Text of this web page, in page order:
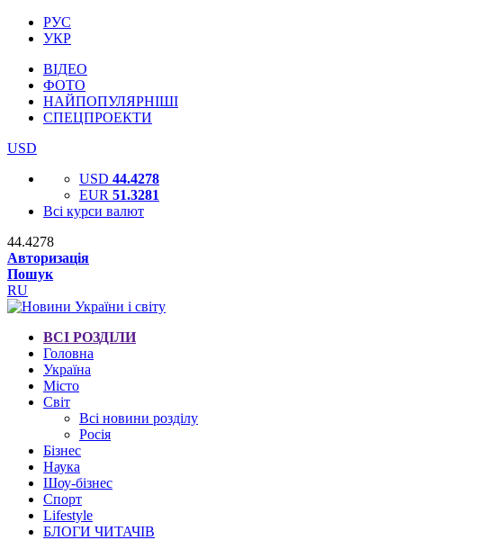
РУС
УКР
ВІДЕО
ФОТО
НАЙПОПУЛЯРНІШІ
СПЕЦПРОЕКТИ
USD
USD 44.4278
EUR 51.3281
Всі курси валют
44.4278
Авторизація
Пошук
RU
ВСІ РОЗДІЛИ
Головна
Україна
Місто
Світ
Всі новини розділу
Росія
Бізнес
Наука
Шоу-бізнес
Спорт
Lifestyle
БЛОГИ ЧИТАЧІВ